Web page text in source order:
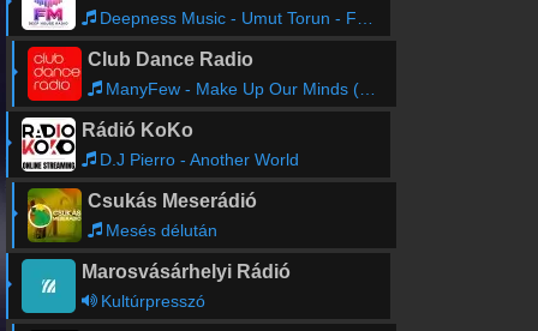
Deepness Music - Umut Torun - For You (Deepsan Remix)
Club Dance Radio
ManyFew - Make Up Our Minds (Extended Mix)
Rádió KoKo
D.J Pierro - Another World
Csukás Meserádió
Mesés délután
Marosvásárhelyi Rádió
Kultúrpresszó